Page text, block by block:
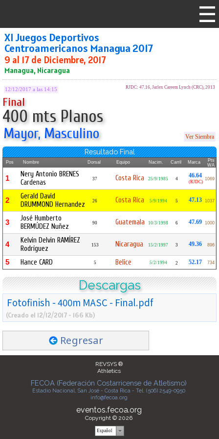
XI Juegos Deportivos
Centroamericanos Managua 2017
9 al 17 de Diciembre, 2017
Managua, Nicaragua
12/12/2017 a las 14:15 RJDC: 47.16, Jarlex Careem Lynch (CRC), 2013
Final
400 mts Planos
Mayor, Masculino Ver Siembra
Resultado Final
Pos Nombre Dorsal Equipo Nacim. Carril Marca
Pts
WA
1
Nery Antonio BRENES
Cardenas
37 Costa Rica 25/9/1985 4 46.64
(RJDC)
1069
2
Gerald David
DRUMMOND Hernandez
26 Costa Rica 5/9/1994 5 47.13 1037
3
José Humberto
BERMÚDEZ Nuñez
90 Guatemala 10/3/1998 6 47.69 1000
4
Kelvin Delvin RAMÍREZ
Rodríguez
153 Nicaragua 15/2/1997 3 49.36 896
5 Hance CARD 5 Belice 5/2/1994 2 52.17 734
Descargas
Fotofinish - 400m MASC - Final.pdf
(Creado el 12/12/2017 - 166 Kb)
Regresar
REVSYS ®
Athletics
FECOA (Federación Costarricense de Atletismo)
Estadio Nacional, San José - Costa Rica - Tel. (506) 2549-0950
info@fecoa.org
eventos.fecoa.org
Copyright © 2026